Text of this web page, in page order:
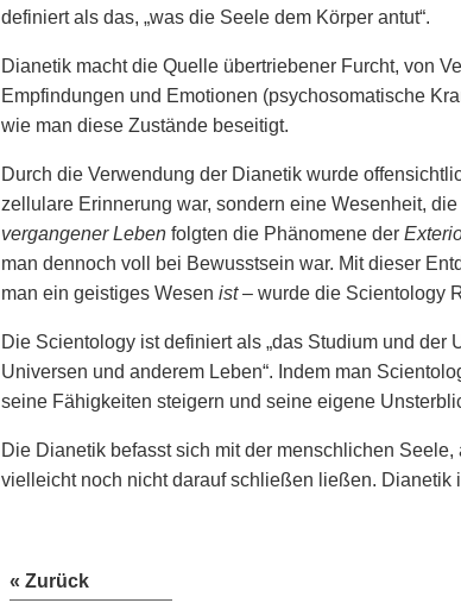
definiert als das, „was die Seele dem Körper antut“.
Dianetik macht die Quelle übertriebener Furcht, von
Empfindungen und Emotionen (psychosomatische
wie man diese Zustände beseitigt.
Durch die Verwendung der Dianetik wurde
zellulare Erinnerung war, sondern eine Wesenheit,
vergangener Leben folgten die Phänomene der
man dennoch voll bei Bewusstsein war. Mit dieser
man ein geistiges Wesen ist– wurde die Scientology
Die Scientology ist definiert als „das Studium und
Universen und anderem Leben“. Indem man
seine Fähigkeiten steigern und seine eigene
Die Dianetik befasst sich mit der menschlichen
vielleicht noch nicht darauf schließen ließen. Dianetik
« Zurück